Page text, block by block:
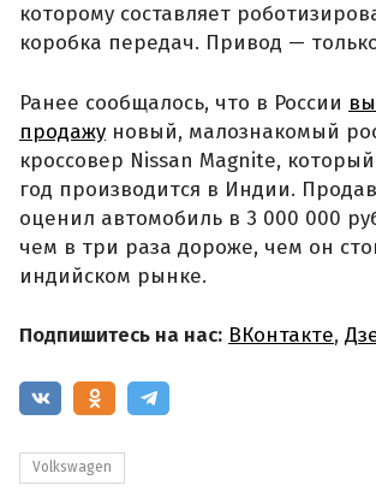
которому составляет
коробка передач. Привод —
Ранее сообщалось, что в России
продажу новый, малознакомый
кроссовер Nissan Magnite,
год производится в Индии.
оценил автомобиль в 3 000 000
чем в три раза дороже, чем он
индийском рынке.
Подпишитесь на нас: ВКонтакте,
Volkswagen